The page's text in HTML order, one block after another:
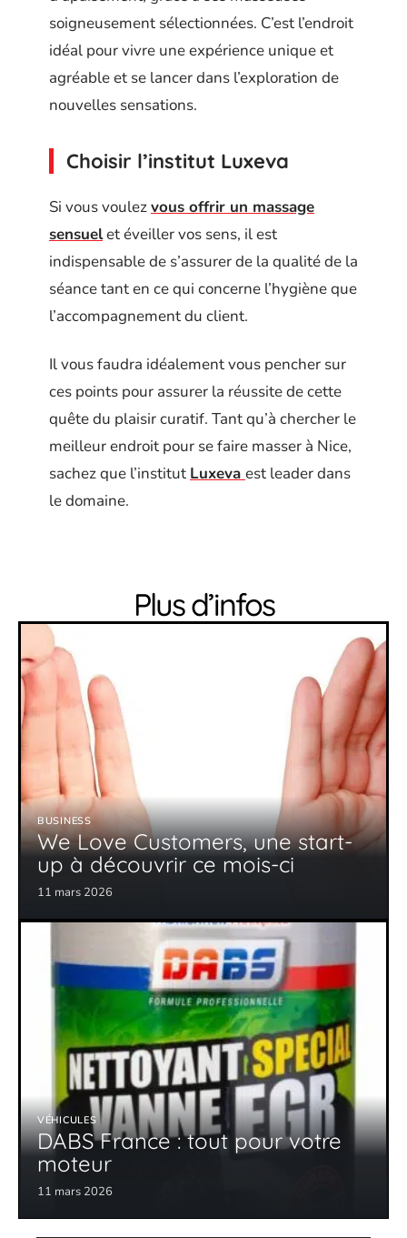
soigneusement sélectionnées. C’est l’endroit
idéal pour vivre une expérience unique et
agréable et se lancer dans l’exploration de
nouvelles sensations.
Choisir l’institut Luxeva
Si vous voulezvous offrir un massage
sensuelet éveiller vos sens, il est
indispensable de s’assurer de la qualité de la
séance tant en ce qui concerne l’hygiène que
l’accompagnement du client.
Il vous faudra idéalement vous pencher sur
ces points pour assurer la réussite de cette
quête du plaisir curatif. Tant qu’à chercher le
meilleur endroit pour se faire masser à Nice,
sachez que l’institut Luxeva est leader dans
le domaine.
Plus d’infos
BUSINESS
We Love Customers, une start-
up à découvrir ce mois-ci
11 mars 2026
VÉHICULES
DABS France : tout pour votre
moteur
11 mars 2026